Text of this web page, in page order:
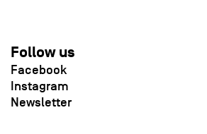
Follow us
Facebook
Instagram
Newsletter